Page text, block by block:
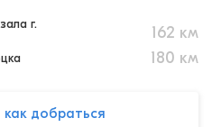
г.
162 км
180 км
добраться